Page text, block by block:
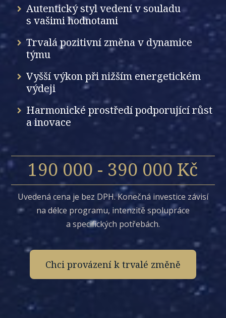
Autentický styl vedení v souladu
s vašimi hodnotami
Trvalá pozitivní změna v dynamice
týmu
Vyšší výkon při nižším energetickém
výdeji
Harmonické prostředí podporující růst
a inovace
190 000 - 390 000 Kč
Uvedená cena je bez DPH. Konečná investice závisí
na délce programu, intenzitě spolupráce
a specifických potřebách.
Chci provázení k trvalé změně